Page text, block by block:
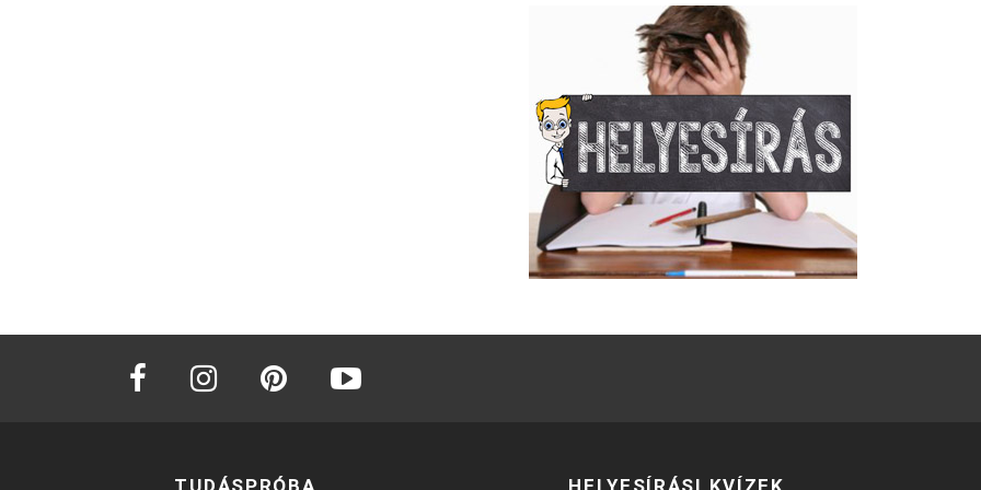
facebook instagram
TUDÁSPRÓBA HELYESÍRÁSI KVÍZEK